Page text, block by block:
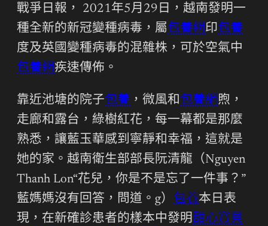
戰爭日報， 2021年5月29日，越南發明一
種全新的新冠變種病毒，屬包養網印包養
度及英國變種病毒的混雜株，可於空氣中
包養網疾速傳佈。
靠近池塘的院子包養 ，微風和包養網煦，
走廊和露台，綠樹紅花，每一幕都是那麼
熟悉，讓藍玉華感到寧靜和幸福，這就是
她的家。越南衛生部部長阮清龍（Nguyen
Thanh Lon“花兒，你是不是忘了一件事？”
藍媽媽沒有回答，問道。g） 包養本日表
現，在新確診患者的樣本中發明甜心寶貝